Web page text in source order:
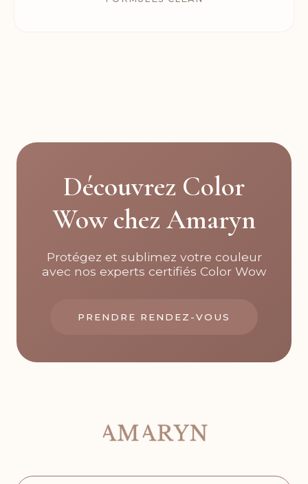
Découvrez Color
Wow chez Amaryn
Protégez et sublimez votre couleur
avec nos experts certifiés Color Wow
PRENDRE RENDEZ-VOUS